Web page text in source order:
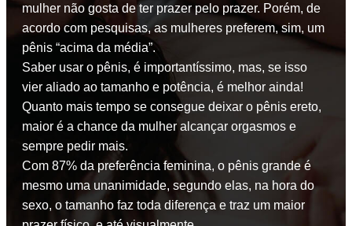
mulher não gosta de ter prazer pelo prazer. Porém, de
acordo com pesquisas, as mulheres preferem, sim, um
pênis “acima da média”.
Saber usar o pênis, é importantíssimo, mas, se isso
vier aliado ao tamanho e potência, é melhor ainda!
Quanto mais tempo se consegue deixar o pênis ereto,
maior é a chance da mulher alcançar orgasmos e
sempre pedir mais.
Com 87% da preferência feminina, o pênis grande é
mesmo uma unanimidade, segundo elas, na hora do
sexo, o tamanho faz toda diferença e traz um maior